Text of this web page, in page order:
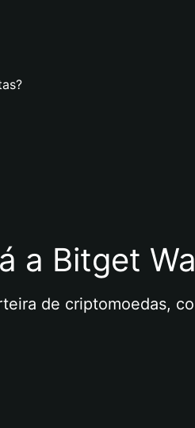
a Bitget
de criptomoedas,